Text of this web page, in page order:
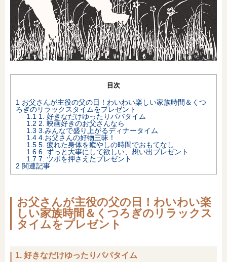
目次
1 お父さんが主役の父の日！わいわい楽しい家族時間＆くつ
ろぎのリラックスタイムをプレゼント
1.1 1. 好きなだけゆったりパパタイム
1.2 2. 映画好きのお父さんなら
1.3 3.みんなで盛り上がるディナータイム
1.4 4.お父さんの好物三昧！
1.5 5. 疲れた身体を癒やしの時間でおもてなし
1.6 6. ずっと大事にして欲しい、想い出プレゼント
1.7 7. ツボを押さえたプレゼント
2 関連記事
お父さんが主役の父の日！わいわい楽
しい家族時間＆くつろぎのリラックス
タイムをプレゼント
1. 好きなだけゆったりパパタイム